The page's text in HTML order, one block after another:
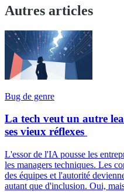
Autres articles
Bug de genre
La tech veut un autre
ses vieux réflexes
L'essor de l'IA pousse les
les managers techniques. Les
des équipes et l'autorité
autant que d'inclusion. Oui,